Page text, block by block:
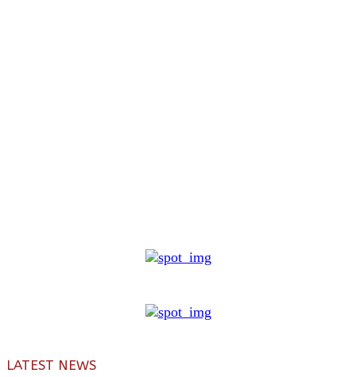
LATEST NEWS